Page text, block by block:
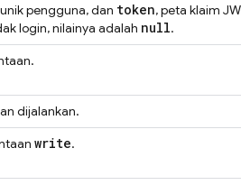
unik pengguna, dan token, peta klaim
login, nilainya adalah null.
dijalankan.
write.